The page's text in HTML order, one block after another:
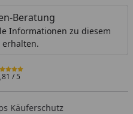
Beratung
Informationen zu diesem
erhalten.
/ 5
Käuferschutz